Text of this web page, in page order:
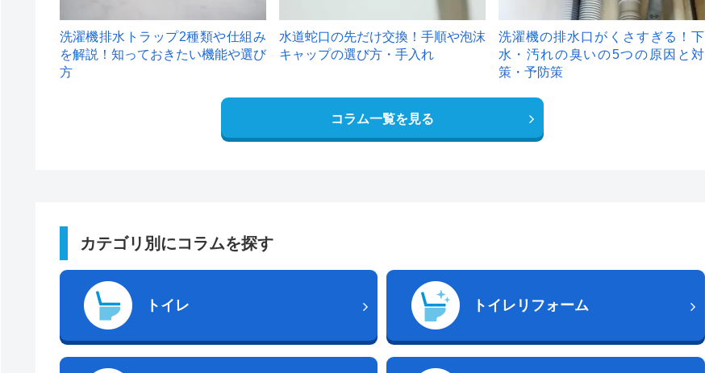
洗濯機排水トラップ2種類や仕組み
を解説！知っておきたい機能や選び
方
水道蛇口の先だけ交換！手順や泡沫
キャップの選び方・手入れ
洗濯機の排水口がくさすぎる！下
水・汚れの臭いの5つの原因と対
策・予防策
コラム一覧を見る
カテゴリ別にコラムを探す
トイレ トイレリフォーム